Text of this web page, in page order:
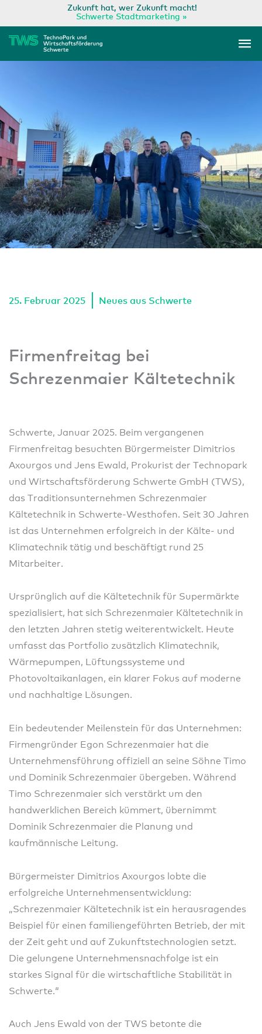
Inhalt
springen
Zukunft hat, wer Zukunft macht!
Schwerte Stadtmarketing »
25. Februar 2025 Neues aus Schwerte
Firmenfreitag bei
Schrezenmaier Kältetechnik
Schwerte, Januar 2025. Beim vergangenen
Firmenfreitag besuchten Bürgermeister Dimitrios
Axourgos und Jens Ewald, Prokurist der Technopark
und Wirtschaftsförderung Schwerte GmbH (TWS),
das Traditionsunternehmen Schrezenmaier
Kältetechnik in Schwerte-Westhofen. Seit 30 Jahren
ist das Unternehmen erfolgreich in der Kälte- und
Klimatechnik tätig und beschäftigt rund 25
Mitarbeiter.
Ursprünglich auf die Kältetechnik für Supermärkte
spezialisiert, hat sich Schrezenmaier Kältetechnik in
den letzten Jahren stetig weiterentwickelt. Heute
umfasst das Portfolio zusätzlich Klimatechnik,
Wärmepumpen, Lüftungssysteme und
Photovoltaikanlagen, ein klarer Fokus auf moderne
und nachhaltige Lösungen.
Ein bedeutender Meilenstein für das Unternehmen:
Firmengründer Egon Schrezenmaier hat die
Unternehmensführung offiziell an seine Söhne Timo
und Dominik Schrezenmaier übergeben. Während
Timo Schrezenmaier sich verstärkt um den
handwerklichen Bereich kümmert, übernimmt
Dominik Schrezenmaier die Planung und
kaufmännische Leitung.
Bürgermeister Dimitrios Axourgos lobte die
erfolgreiche Unternehmensentwicklung:
„Schrezenmaier Kältetechnik ist ein herausragendes
Beispiel für einen familiengeführten Betrieb, der mit
der Zeit geht und auf Zukunftstechnologien setzt.
Die gelungene Unternehmensnachfolge ist ein
starkes Signal für die wirtschaftliche Stabilität in
Schwerte.“
Auch Jens Ewald von der TWS betonte die